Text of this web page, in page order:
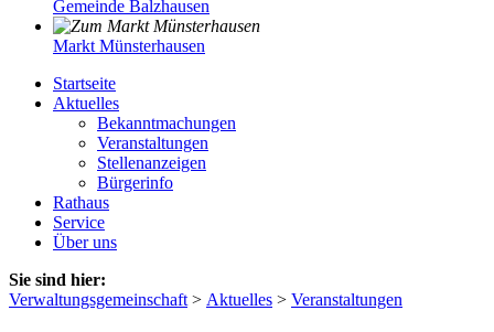
Gemeinde Balzhausen
Markt Münsterhausen
Startseite
Aktuelles
Bekanntmachungen
Veranstaltungen
Stellenanzeigen
Bürgerinfo
Rathaus
Service
Über uns
Sie sind hier:
Verwaltungsgemeinschaft > Aktuelles > Veranstaltungen